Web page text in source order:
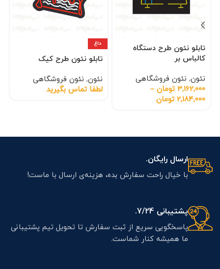
تابلو نئون طرح دستگاه
کالباس بر
نئون, نئون فروشگاهی
3,162,000 تومان –
2,184,000 تومان
داغ
تابلو نئون طرح کیک
نئون, نئون فروشگاهی
لطفا تماس بگیرید
ارسال رایگان.
با خیال راحت سفارش بده، هزینه‌ی ارسال با ماست!
پشتیبانی 7/24.
پاسخگویی سریع از ثبت سفارش تا تحویل تیم پشتیبانی
ما همیشه کنار شماست.